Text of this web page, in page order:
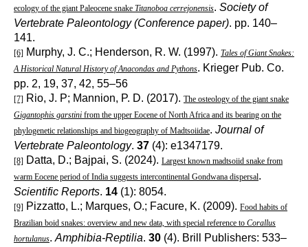
ecology of the giant Paleocene snake Titanoboa cerrejonensis. Society of
Vertebrate Paleontology (Conference paper). pp. 140–
141.
[6] Murphy, J. C.; Henderson, R. W. (1997). Tales of Giant Snakes:
A Historical Natural History of Anacondas and Pythons. Krieger Pub. Co.
pp. 2, 19, 37, 42, 55–56
[7] Rio, J. P; Mannion, P. D. (2017). The osteology of the giant snake
Gigantophis garstini from the upper Eocene of North Africa and its bearing on the
phylogenetic relationships and biogeography of Madtsoiidae. Journal of
Vertebrate Paleontology. 37 (4): e1347179.
[8] Datta, D.; Bajpai, S. (2024). Largest known madtsoiid snake from
warm Eocene period of India suggests intercontinental Gondwana dispersal.
Scientific Reports. 14 (1): 8054.
[9] Pizzatto, L.; Marques, O.; Facure, K. (2009). Food habits of
Brazilian boid snakes: overview and new data, with special reference to Corallus
hortulanus. Amphibia-Reptilia. 30 (4). Brill Publishers: 533–